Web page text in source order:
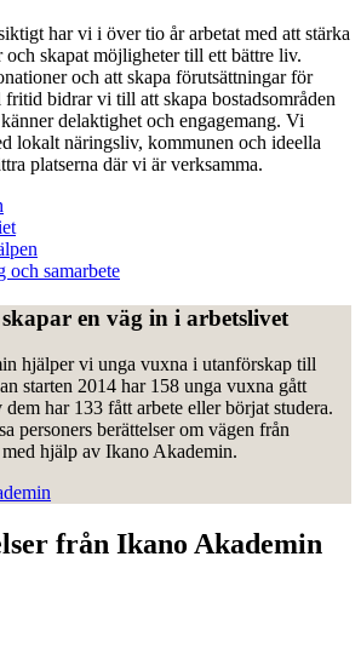
har vi i över tio år arbetat med att stärka
och skapat möjligheter till ett bättre liv.
och att skapa förutsättningar för
bidrar vi till att skapa bostadsområden
delaktighet och engagemang. Vi
lokalt näringsliv, kommunen och ideella
platserna där vi är verksamma.
samarbete
en väg in i arbetslivet
hjälper vi unga vuxna i utanförskap till
starten 2014 har 158 unga vuxna gått
har 133 fått arbete eller börjat studera.
personers berättelser om vägen från
hjälp av Ikano Akademin.
från Ikano Akademin